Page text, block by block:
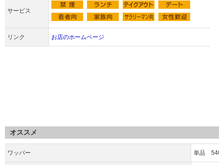
サービス
リンク お店のホームページ
オススメ
ワッパー 単品